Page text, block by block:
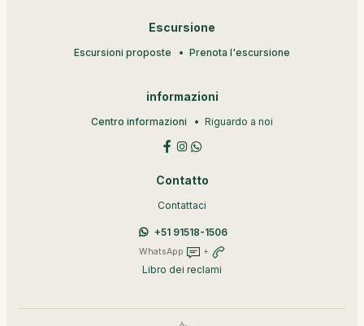
Escursione
Escursioni proposte Prenota l'escursione
informazioni
Centro informazioni Riguardo a noi
Contatto
Contattaci
+51 91518-1506
WhatsApp +
Libro dei reclami